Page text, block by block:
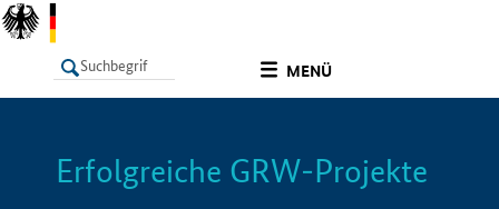
MENÜ
LISTE Info
Erfolgreiche GRW-Projekte